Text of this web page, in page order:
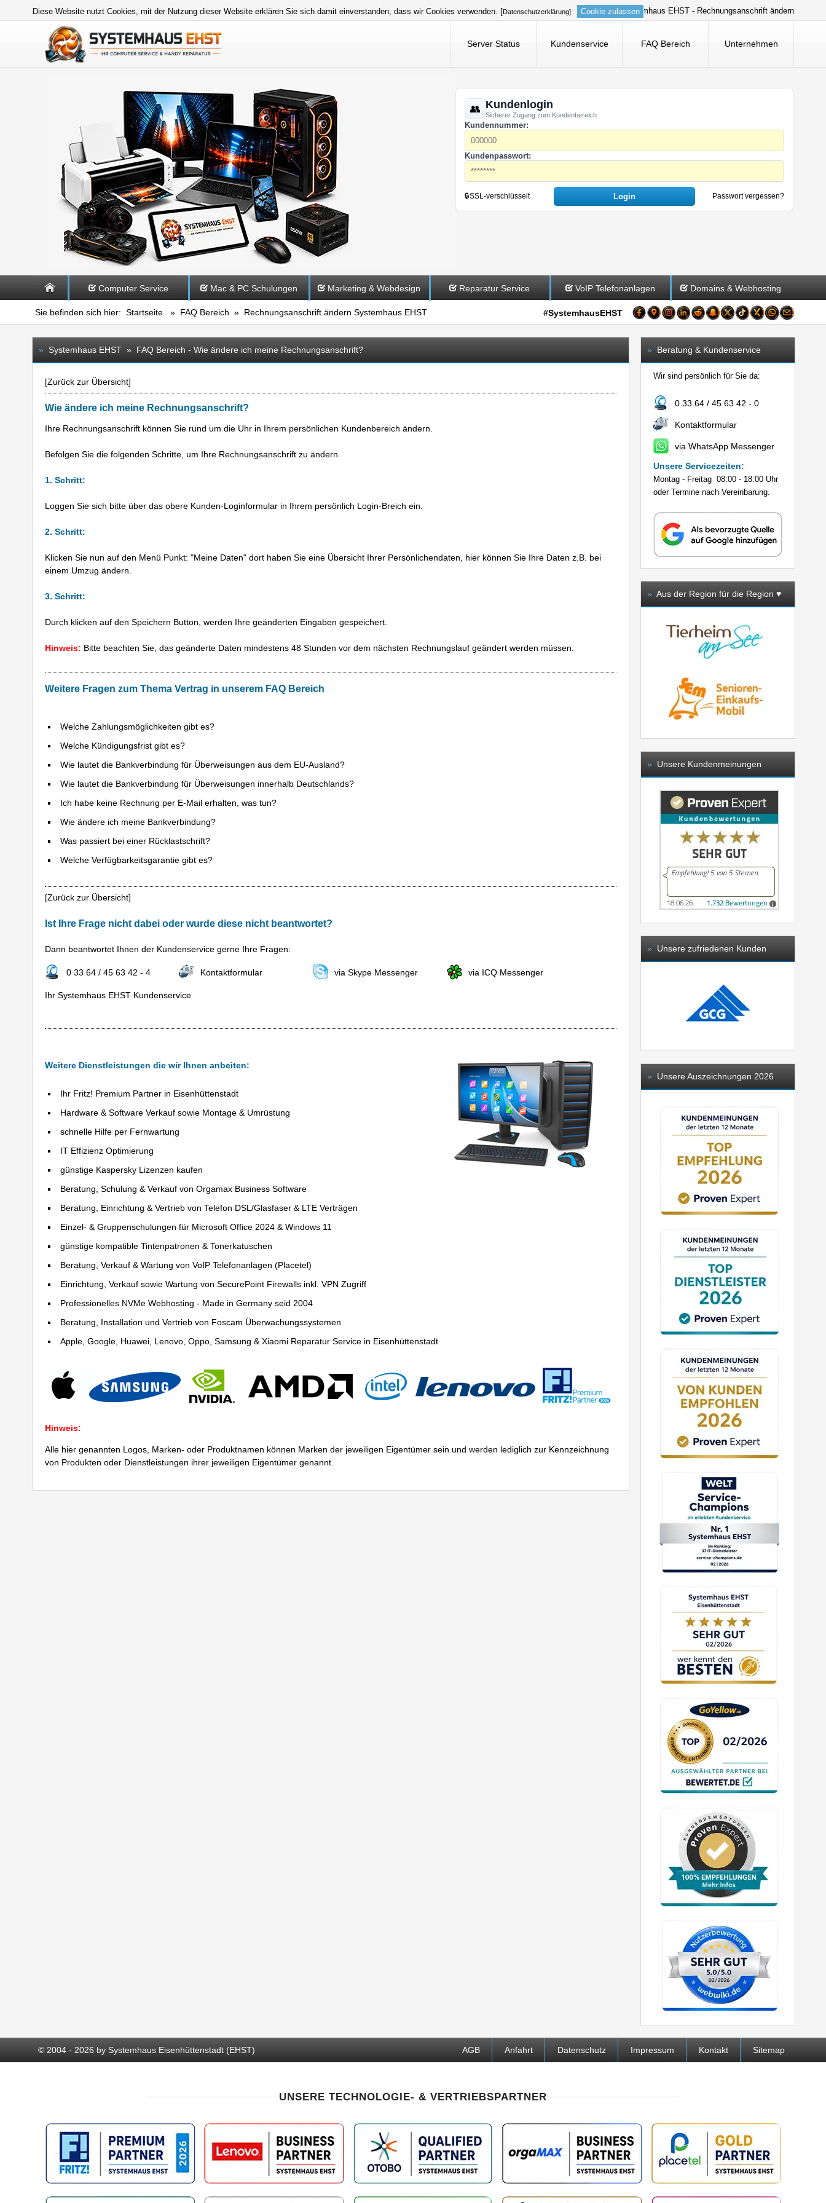
Systemhaus EHST - Rechnungsanschrift ändern
Diese Website nutzt Cookies, mit der Nutzung dieser Website erklären Sie sich damit einverstanden, dass wir Cookies verwenden. [ Datenschutzerklärung] Cookie zulassen
Server Status Kundenservice FAQ Bereich Unternehmen
Kundenlogin
Sicherer Zugang zum Kundenbereich
Kundennummer:
Kundenpasswort:
🔒SSL-verschlüsselt Passwort vergessen?
Computer Service Mac & PC Schulungen Marketing & Webdesign Reparatur Service VoIP Telefonanlagen Domains & Webhosting
Sie befinden sich hier: Startseite » FAQ Bereich » Rechnungsanschrift ändern Systemhaus EHST #SystemhausEHST
» Systemhaus EHST » FAQ Bereich - Wie ändere ich meine Rechnungsanschrift?
[Zurück zur Übersicht]
Wie ändere ich meine Rechnungsanschrift?
Ihre Rechnungsanschrift können Sie rund um die Uhr in Ihrem persönlichen Kundenbereich ändern.
Befolgen Sie die folgenden Schritte, um Ihre Rechnungsanschrift zu ändern.
1. Schritt:
Loggen Sie sich bitte über das obere Kunden-Loginformular in Ihrem persönlich Login-Breich ein.
2. Schritt:
Klicken Sie nun auf den Menü Punkt: "Meine Daten" dort haben Sie eine Übersicht Ihrer Persönlichendaten, hier können Sie Ihre Daten z.B. bei
einem Umzug ändern.
3. Schritt:
Durch klicken auf den Speichern Button, werden Ihre geänderten Eingaben gespeichert.
Hinweis: Bitte beachten Sie, das geänderte Daten mindestens 48 Stunden vor dem nächsten Rechnungslauf geändert werden müssen.
Weitere Fragen zum Thema Vertrag in unserem FAQ Bereich
Welche Zahlungsmöglichkeiten gibt es?
Welche Kündigungsfrist gibt es?
Wie lautet die Bankverbindung für Überweisungen aus dem EU-Ausland?
Wie lautet die Bankverbindung für Überweisungen innerhalb Deutschlands?
Ich habe keine Rechnung per E-Mail erhalten, was tun?
Wie ändere ich meine Bankverbindung?
Was passiert bei einer Rücklastschrift?
Welche Verfügbarkeitsgarantie gibt es?
[Zurück zur Übersicht]
Ist Ihre Frage nicht dabei oder wurde diese nicht beantwortet?
Dann beantwortet Ihnen der Kundenservice gerne Ihre Fragen:
0 33 64 / 45 63 42 - 4 Kontaktformular via Skype Messenger via ICQ Messenger
Ihr Systemhaus EHST Kundenservice
Weitere Dienstleistungen die wir Ihnen anbeiten:
Ihr Fritz! Premium Partner in Eisenhüttenstadt
Hardware & Software Verkauf sowie Montage & Umrüstung
schnelle Hilfe per Fernwartung
IT Effizienz Optimierung
günstige Kaspersky Lizenzen kaufen
Beratung, Schulung & Verkauf von Orgamax Business Software
Beratung, Einrichtung & Vertrieb von Telefon DSL/Glasfaser & LTE Verträgen
Einzel- & Gruppenschulungen für Microsoft Office 2024 & Windows 11
günstige kompatible Tintenpatronen & Tonerkatuschen
Beratung, Verkauf & Wartung von VoIP Telefonanlagen (Placetel)
Einrichtung, Verkauf sowie Wartung von SecurePoint Firewalls inkl. VPN Zugriff
Professionelles NVMe Webhosting - Made in Germany seid 2004
Beratung, Installation und Vertrieb von Foscam Überwachungssystemen
Apple, Google, Huawei, Lenovo, Oppo, Samsung & Xiaomi Reparatur Service in Eisenhüttenstadt
Hinweis:
Alle hier genannten Logos, Marken- oder Produktnamen können Marken der jeweiligen Eigentümer sein und werden lediglich zur Kennzeichnung
von Produkten oder Dienstleistungen ihrer jeweiligen Eigentümer genannt.
» Beratung & Kundenservice
Wir sind persönlich für Sie da:
0 33 64 / 45 63 42 - 0
Kontaktformular
via WhatsApp Messenger
Unsere Servicezeiten:
Montag - Freitag 08:00 - 18:00 Uhr
oder Termine nach Vereinbarung.
» Aus der Region für die Region ♥️
» Unsere Kundenmeinungen
» Unsere zufriedenen Kunden
» Unsere Auszeichnungen 2026
© 2004 - 2026 by Systemhaus Eisenhüttenstadt (EHST) AGB Anfahrt Datenschutz Impressum Kontakt Sitemap
UNSERE TECHNOLOGIE- & VERTRIEBSPARTNER